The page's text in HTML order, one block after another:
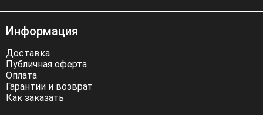
возможность обновить свой гардероб с помощью
одежды из интернет-магазина Avaro. У нас вы найдёте
то, что подчеркнёт вашу индивидуальность и поможет
выразить ваш стиль.
Информация
Доставка
Публичная оферта
Оплата
Гарантии и возврат
Как заказать